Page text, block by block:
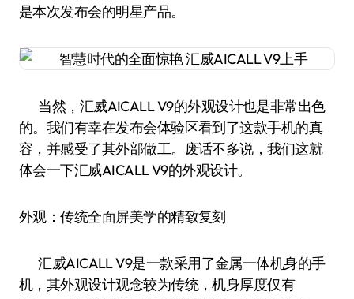
是本次发布会的明星产品。
当然，汇威AICALL V9的外观设计也是非常出色
的。我们有幸在发布会体验区看到了这款手机的真
容，并感受了其外部做工。废话不多说，我们这就
体会一下汇威AICALL V9的外观设计。
外观：传统全面屏美学的精致复刻
汇威AICALL V9是一款采用了金属一体机身的手
机，其外观设计观念较为传统，机身厚度仅有